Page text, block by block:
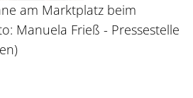
am Marktplatz beim
Manuela Frieß - Pressestelle